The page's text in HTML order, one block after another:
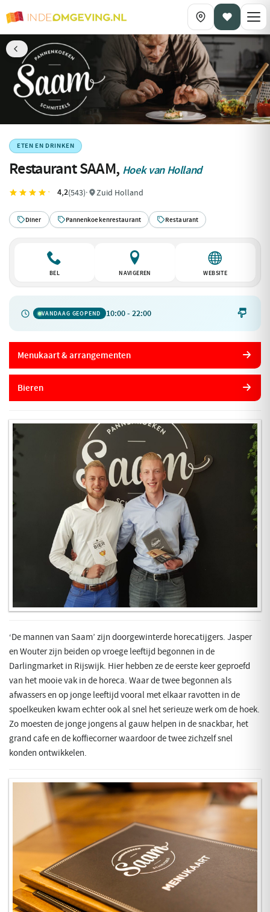
ETEN EN DRINKEN
Restaurant SAAM, Hoek van Holland
4,2(543)· Zuid Holland
Diner Pannenkoekenrestaurant Restaurant
BEL NAVIGEREN WEBSITE
VANDAAG GEOPEND 10:00 - 22:00 
Menukaart & arrangementen
Bieren
‘De mannen van Saam’ zijn doorgewinterde horecatijgers. Jasper
en Wouter zijn beiden op vroege leeftijd begonnen in de
Darlingmarket in Rijswijk. Hier hebben ze de eerste keer geproefd
van het mooie vak in de horeca. Waar de twee begonnen als
afwassers en op jonge leeftijd vooral met elkaar ravotten in de
spoelkeuken kwam echter ook al snel het serieuze werk om de hoek.
Zo moesten de jonge jongens al gauw helpen in de snackbar, het
grand cafe en de koffiecorner waardoor de twee zichzelf snel
konden ontwikkelen.